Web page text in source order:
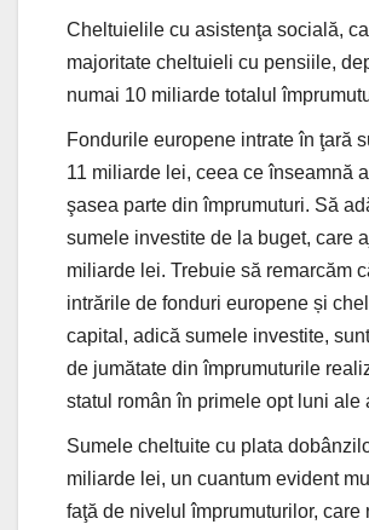
Cheltuielile cu asistenţa socială,
majoritate cheltuieli cu pensiile,
numai 10 miliarde totalul
Fondurile europene intrate în ţară
11 miliarde lei, ceea ce înseamnă
şasea parte din împrumuturi. Să
sumele investite de la buget, care
miliarde lei. Trebuie să remarcăm
intrările de fonduri europene și
capital, adică sumele investite,
de jumătate din împrumuturile
statul român în primele opt luni ale
Sumele cheltuite cu plata
miliarde lei, un cuantum evident
faţă de nivelul împrumuturilor, care